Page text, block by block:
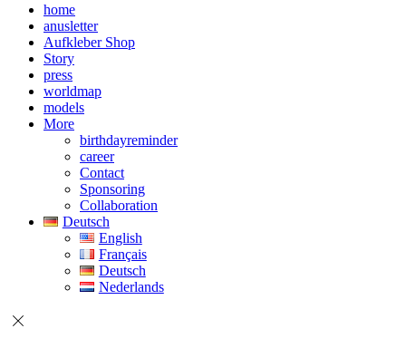
home
anusletter
Aufkleber Shop
Story
press
worldmap
models
More
birthdayreminder
career
Contact
Sponsoring
Collaboration
Deutsch
English
Français
Deutsch
Nederlands